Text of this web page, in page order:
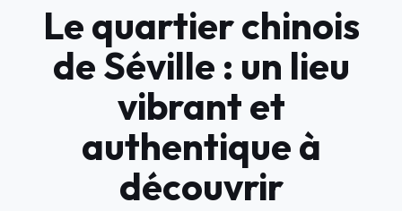
Le quartier chinois
de Séville : un lieu
vibrant et
authentique à
découvrir